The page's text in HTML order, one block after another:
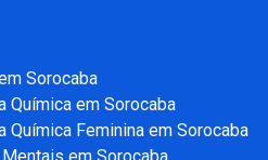
Sorocaba
Química em Sorocaba
Química Feminina em Sorocaba